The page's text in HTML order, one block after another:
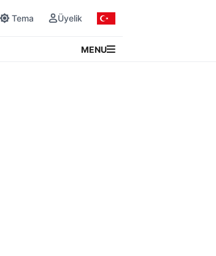
Tema Üyelik
MENU